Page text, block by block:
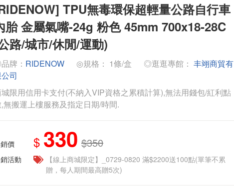
TPU無毒環保超輕量公路自行車
胎 金屬氣嘴-24g 粉色 45mm 700x18-28C
路/城市/休閒/運動)
牌： RIDENOW ◎規格： 1條/盒 ◎逛逛專館： 丰翊商貿有
司
限用信用卡支付(不納入VIP資格之累積計算),無法用錢包/紅利點
無搬運上樓服務及指定日期/時間.
價 $ 330 $350
活動
【線上商城限定】_0729-0820 滿$2200送100點(單筆不累
贈，每人期間最高贈5次)